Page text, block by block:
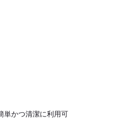
単かつ清潔に利用可